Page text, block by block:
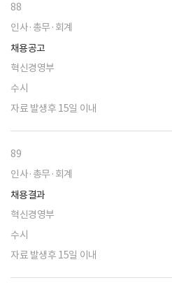
88
인사·총무·회계
채용공고
혁신경영부
수시
자료 발생후 15일 이내
89
인사·총무·회계
채용결과
혁신경영부
수시
자료 발생후 15일 이내